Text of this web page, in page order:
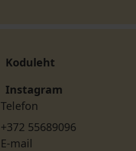
Koduleht
Instagram
Telefon
+372 55689096
E-mail